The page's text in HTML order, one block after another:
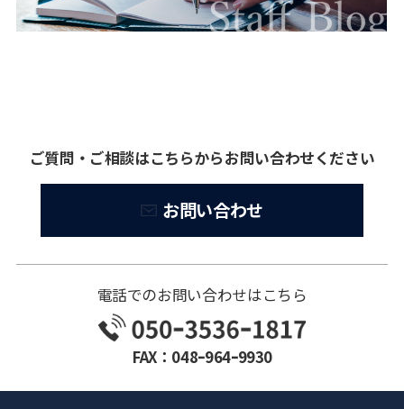
ご質問・ご相談はこちらからお問い合わせください
お問い合わせ
電話でのお問い合わせはこちら
FAX：048ｰ964ｰ9930